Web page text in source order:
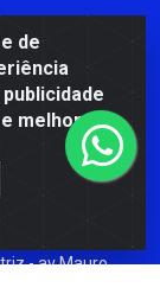
de
melhorar a
- av Mauro